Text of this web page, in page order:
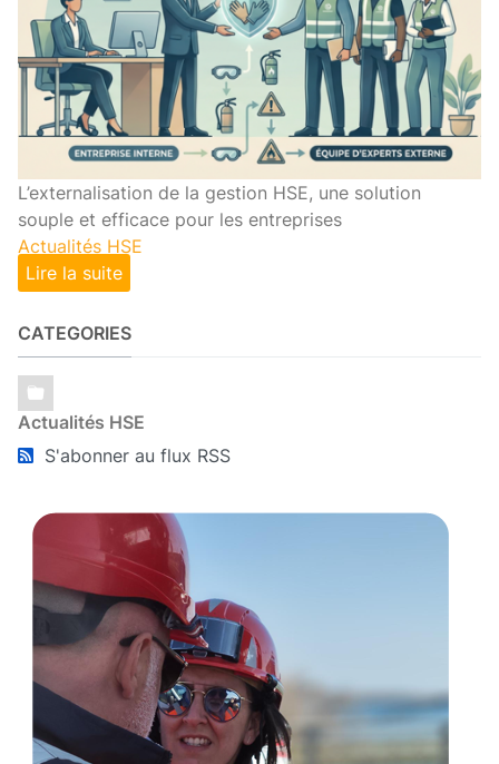
L’externalisation de la gestion HSE, une solution
souple et efficace pour les entreprises
Actualités HSE
Lire la suite
CATEGORIES
Actualités HSE
S'abonner au flux RSS